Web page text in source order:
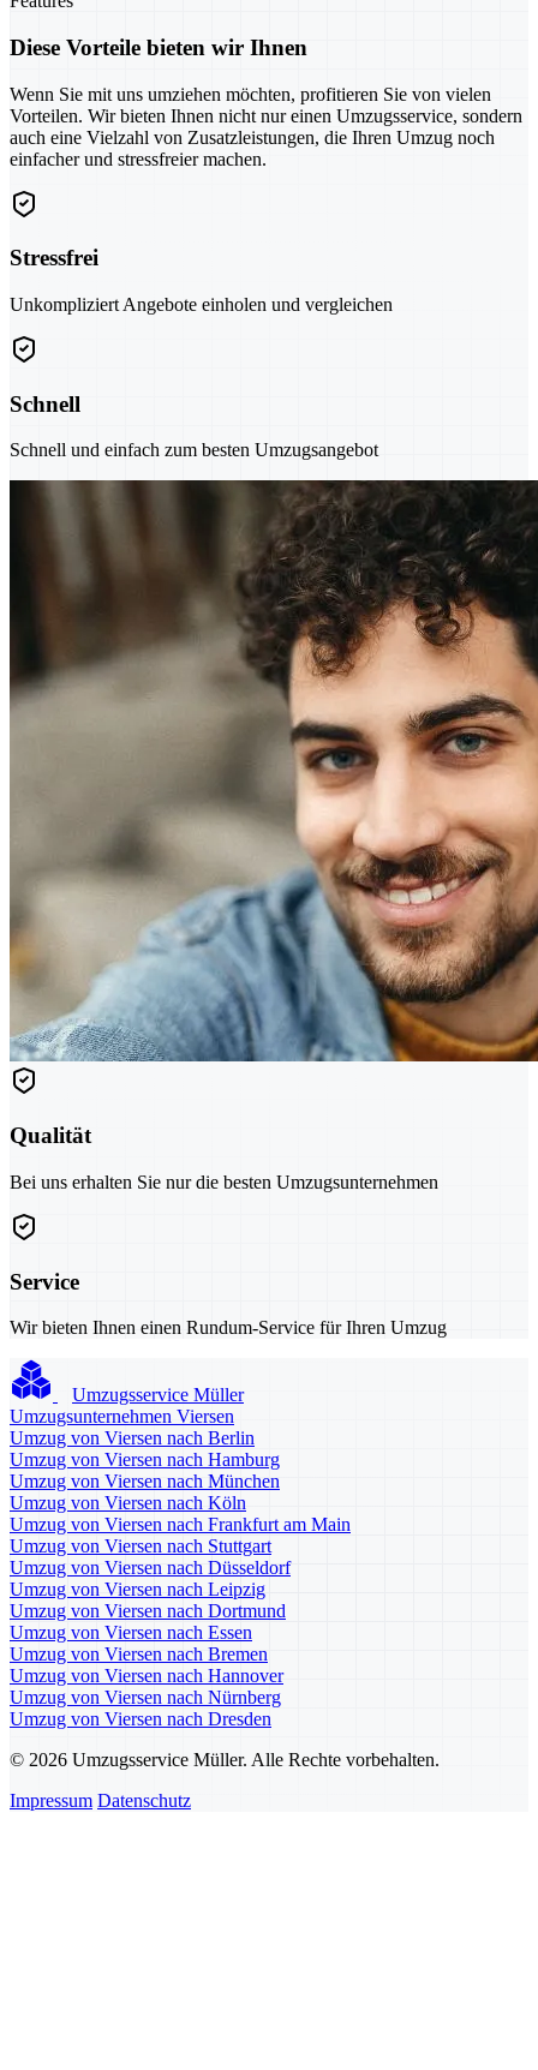
Diese Vorteile bieten wir Ihnen
Wenn Sie mit uns umziehen möchten, profitieren Sie von vielen
Vorteilen. Wir bieten Ihnen nicht nur einen Umzugsservice, sondern
auch eine Vielzahl von Zusatzleistungen, die Ihren Umzug noch
einfacher und stressfreier machen.
Stressfrei
Unkompliziert Angebote einholen und vergleichen
Schnell
Schnell und einfach zum besten Umzugsangebot
Qualität
Bei uns erhalten Sie nur die besten Umzugsunternehmen
Service
Wir bieten Ihnen einen Rundum-Service für Ihren Umzug
Umzugsservice Müller
Umzugsunternehmen Viersen
Umzug von Viersen nach Berlin
Umzug von Viersen nach Hamburg
Umzug von Viersen nach München
Umzug von Viersen nach Köln
Umzug von Viersen nach Frankfurt am Main
Umzug von Viersen nach Stuttgart
Umzug von Viersen nach Düsseldorf
Umzug von Viersen nach Leipzig
Umzug von Viersen nach Dortmund
Umzug von Viersen nach Essen
Umzug von Viersen nach Bremen
Umzug von Viersen nach Hannover
Umzug von Viersen nach Nürnberg
Umzug von Viersen nach Dresden
© 2026 Umzugsservice Müller. Alle Rechte vorbehalten.
Impressum Datenschutz